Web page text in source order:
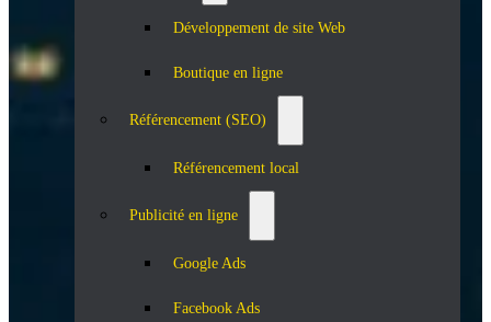
Développement de site Web
Boutique en ligne
Référencement (SEO)
Référencement local
Publicité en ligne
Google Ads
Facebook Ads